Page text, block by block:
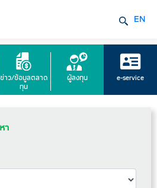
EN
ข่าว/ข้อมูลตลาด
ทุน
ผู้ลงทุน e-service
า